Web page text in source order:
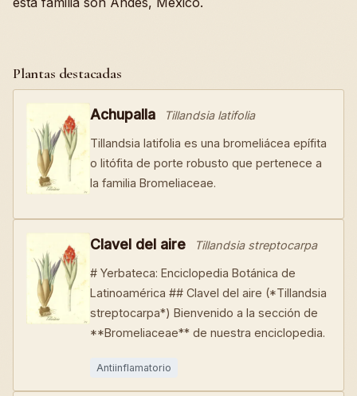
Plantas destacadas
Achupalla Tillandsia latifolia
Tillandsia latifolia es una bromeliácea epífita
o litófita de porte robusto que pertenece a
la familia Bromeliaceae.
Clavel del aire Tillandsia streptocarpa
# Yerbateca: Enciclopedia Botánica de
Latinoamérica ## Clavel del aire (*Tillandsia
streptocarpa*) Bienvenido a la sección de
**Bromeliaceae** de nuestra enciclopedia.
Antiinflamatorio